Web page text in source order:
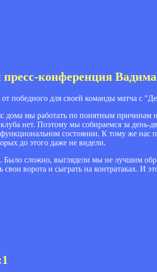
конференция
победного для своей команды матча с
дома мы работать по понятным причинам
нет. Поэтому мы собираемся за день-
состоянии. К тому же нас
до этого даже не видели.
сложно, выглядели мы не лучшим
ворота и сыграть на контратаках. И